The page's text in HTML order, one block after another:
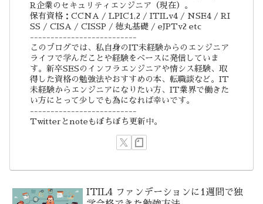
R企業のセキュリティエンジニア（現在）。
保有資格：CCNA / LPIC1,2 / ITILv4 / NSE4 / RI
SS / CISA / CISSP / 徳丸基礎 / eJPTv2 etc
--------------------------
このブログでは、私自身のIT未経験からのエンジニア
ライフで学んだことや経験をベースに発信していま
す。新卒SESのインフラエンジニアや情シス経験、取
得した資格の勉強法やおすすめの本、転職談など。IT
未経験からエンジニアになりたい方、IT業界で働きた
い方にとって少しでも為になれば幸いです。
--------------------------
Twitterとnoteもぼちぼち更新中。
ITIL4 ファンデーションに1週間で独